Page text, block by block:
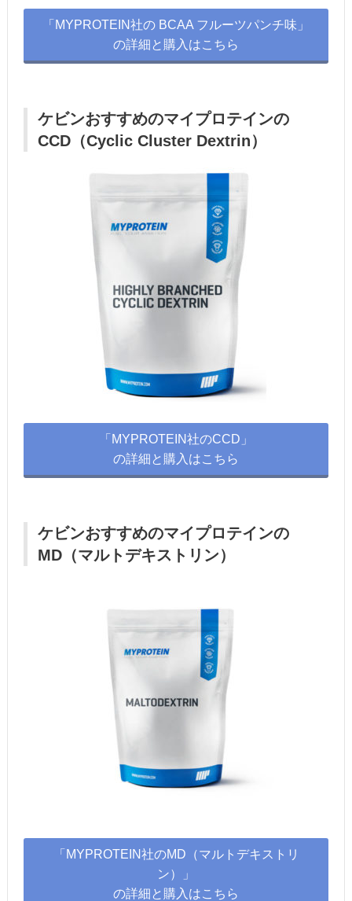
「MYPROTEIN社の BCAA フルーツパンチ味」
の詳細と購入はこちら
ケビンおすすめのマイプロテインの
CCD（Cyclic Cluster Dextrin）
「MYPROTEIN社のCCD」
の詳細と購入はこちら
ケビンおすすめのマイプロテインの
MD（マルトデキストリン）
「MYPROTEIN社のMD（マルトデキストリ
ン）」
の詳細と購入はこちら